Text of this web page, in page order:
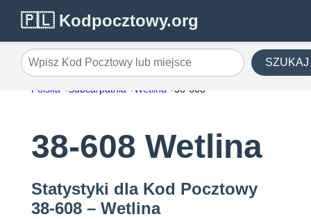
🇵🇱 Kodpocztowy.org
Wpisz Kod Pocztowy lub miejsce SZUKAJ
Polska Subcarpathia Wetlina 38-608
38-608 Wetlina
Statystyki dla Kod Pocztowy
38-608 – Wetlina